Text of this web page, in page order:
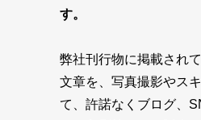
す。
弊社刊行物に掲載され
文章を、写真撮影やス
て、許諾なくブログ、